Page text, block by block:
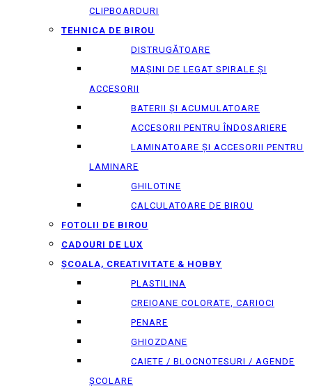
CLIPBOARDURI
TEHNICA DE BIROU
DISTRUGĂTOARE
MAȘINI DE LEGAT SPIRALE ȘI
ACCESORII
BATERII ȘI ACUMULATOARE
ACCESORII PENTRU ÎNDOSARIERE
LAMINATOARE ȘI ACCESORII PENTRU
LAMINARE
GHILOTINE
CALCULATOARE DE BIROU
FOTOLII DE BIROU
CADOURI DE LUX
ȘCOALA, CREATIVITATE & HOBBY
PLASTILINA
CREIOANE COLORATE, CARIOCI
PENARE
GHIOZDANE
CAIETE / BLOCNOTESURI / AGENDE
ȘCOLARE